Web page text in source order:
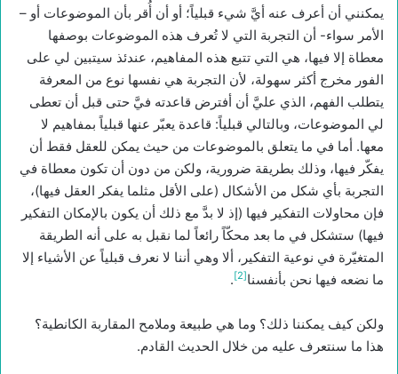
يمكنني أن أعرف عنه أيَّ شيء قبلياً؛ أو أن أُقر بأن الموضوعات أو –
الأمر سواء- أن التجربة التي لا تُعرف هذه الموضوعات بوصفها
معطاة إلا فيها، هي التي تتبع هذه المفاهيم، عندئذ سيتبين لي على
الفور مخرج أكثر سهولة، لأن التجربة هي نفسها نوع من المعرفة
يتطلب الفهم، الذي عليَّ أن أفترض قاعدته فيَّ حتى قبل أن تعطى
لي الموضوعات، وبالتالي قبلياً: قاعدة يعبّر عنها قبلياً بمفاهيم لا
معها. أما في ما يتعلق بالموضوعات من حيث يمكن للعقل فقط أن
يفكّر فيها، وذلك بطريقة ضرورية، ولكن من دون أن تكون معطاة في
التجربة بأي شكل من الأشكال (على الأقل مثلما يفكر العقل فيها)،
فإن محاولات التفكير فيها (إذ لا بدَّ مع ذلك أن يكون بالإمكان التفكير
فيها) ستشكل في ما بعد محكّاً رائعاً لما نقبل به على أنه الطريقة
المتغيّرة في نوعية التفكير، ألا وهي أننا لا نعرف قبلياً عن الأشياء إلا
ما نضعه فيها نحن بأنفسنا[2]
.
ولكن كيف يمكننا ذلك؟ وما هي طبيعة وملامح المقاربة الكانطية؟
هذا ما سنتعرف عليه من خلال الحديث القادم.